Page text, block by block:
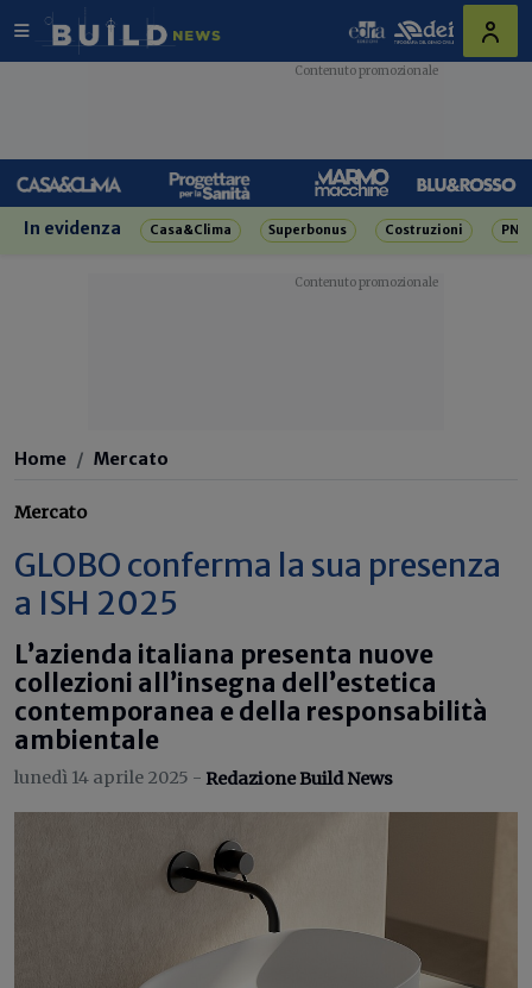
In evidenza Casa&Clima Superbonus Costruzioni
Home Mercato
Mercato
GLOBO conferma la sua presenza
a ISH 2025
L’azienda italiana presenta nuove
collezioni all’insegna dell’estetica
contemporanea e della responsabilità
ambientale
lunedì 14 aprile 2025 - Redazione Build News